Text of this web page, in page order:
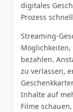
digitales
Prozess
Streaming-
bezahlen.
zu verlassen,
Inhalte auf
Filme